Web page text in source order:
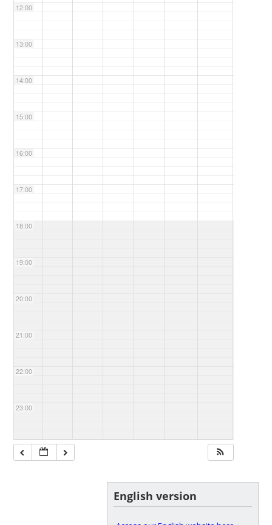
12:00
13:00
14:00
15:00
16:00
17:00
18:00
19:00
20:00
21:00
22:00
23:00
English version